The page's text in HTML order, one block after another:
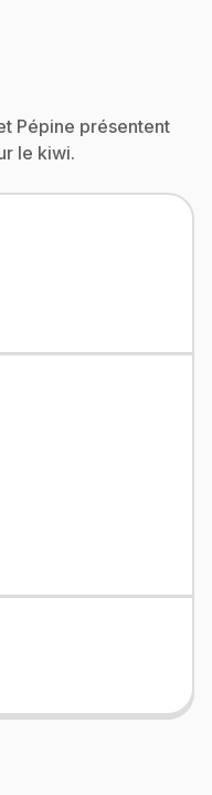
Pépine présentent
le kiwi.